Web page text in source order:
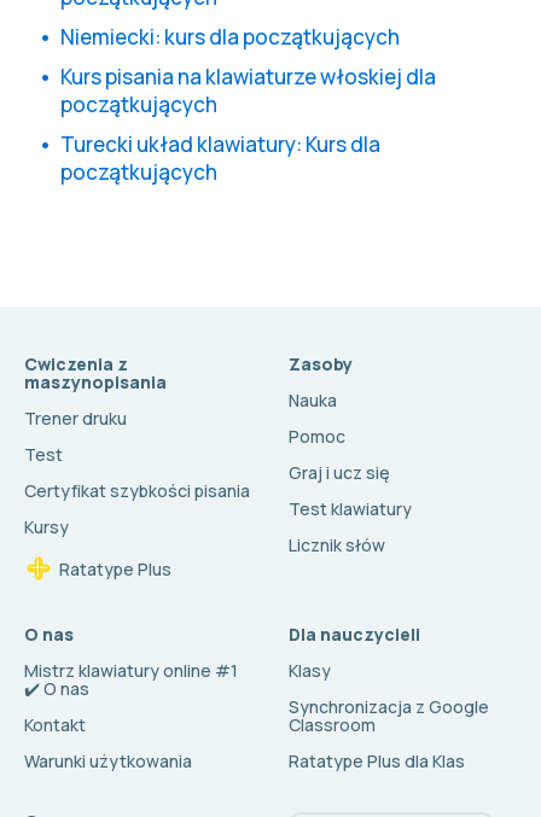
Niemiecki: kurs dla początkujących
Kurs pisania na klawiaturze włoskiej dla
początkujących
Turecki układ klawiatury: Kurs dla
początkujących
Cwiczenia z
maszynopisania
Trener druku
Test
Certyfikat szybkości pisania
Kursy
Ratatype Plus
Zasoby
Nauka
Pomoc
Graj i ucz się
Test klawiatury
Licznik słów
O nas
Mistrz klawiatury online #1
✔️ O nas
Kontakt
Warunki użytkowania
Dla nauczycieli
Klasy
Synchronizacja z Google
Classroom
Ratatype Plus dla Klas